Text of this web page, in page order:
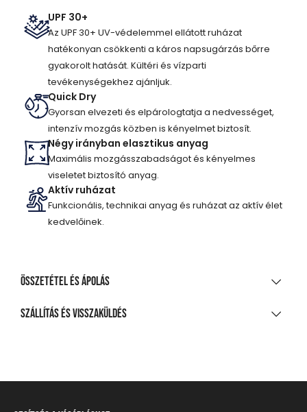
UPF 30+
Az UPF 30+ UV-védelemmel ellátott ruházat
hatékonyan csökkenti a káros napsugárzás bőrre
gyakorolt hatását. Kültéri és vízparti
tevékenységekhez ajánljuk.
Quick Dry
Gyorsan elvezeti és elpárologtatja a nedvességet,
intenzív mozgás közben is kényelmet biztosít.
Négy irányban elasztikus anyag
Maximális mozgásszabadságot és kényelmes
viseletet biztosító anyag.
Aktív ruházat
Funkcionális, technikai anyag és ruházat az aktív élet
kedvelőinek.
Összetétel és ápolás
ANYAGÖSSZETÉTEL
Szállítás és visszaküldés
Csomagpontra, automatába